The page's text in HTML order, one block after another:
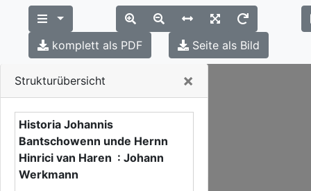
Strukturübersicht ×
Historia Johannis
Bantschowenn unde Hernn
Hinrici van Haren : Johann
Werkmann
komplett als PDF Seite als Bild